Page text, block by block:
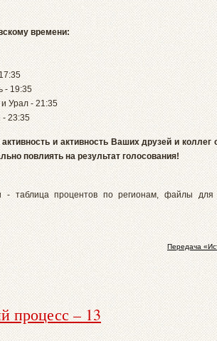
времени:
- 19:35
Урал - 21:35
- 23:35
и активность Ваших друзей и коллег
повлиять на результат голосования!
- таблица процентов по регионам, файлы для
Передача
процесс – 13